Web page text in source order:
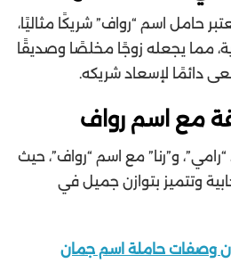
حامل اسم “رواف” شريكًا مثاليًا،
مما يجعله زوجًا مخلصًا وصديقًا
دائمًا لإسعاد شريكه.
مع اسم رواف
و”رنا” مع اسم “رواف”، حيث
وتتميز بتوازن جميل في
وصفات حاملة اسم جمان